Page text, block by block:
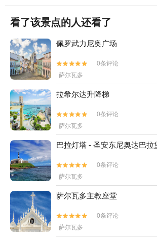
看了该景点的人还看了
佩罗武力尼奥广场


0条评论
萨尔瓦多
拉希尔达升降梯


0条评论
萨尔瓦多
巴拉灯塔 - 圣安东尼奥达巴拉


0条评论
萨尔瓦多
萨尔瓦多主教座堂


0条评论
萨尔瓦多